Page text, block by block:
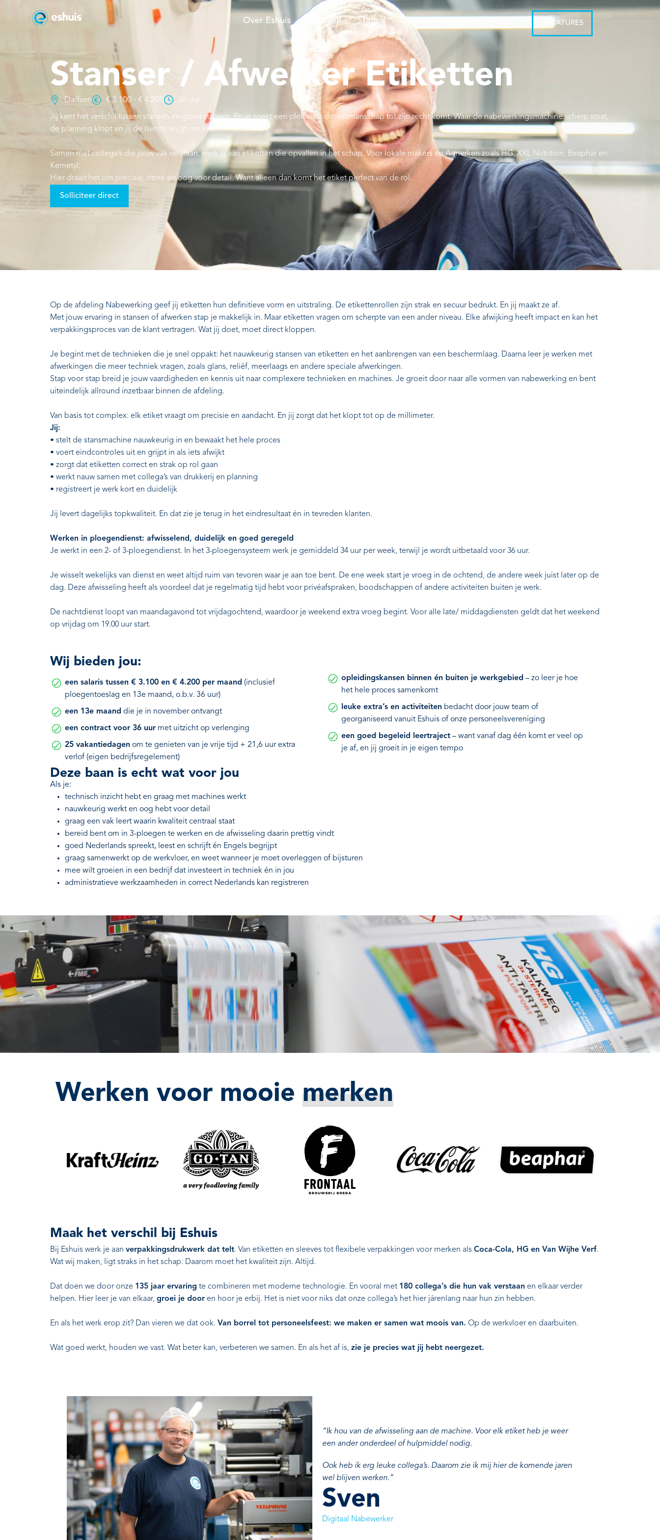
Over Eshuis Verhalen Stages VACATURES
Stanser / Afwerker Etiketten
Dalfsen € 3.100 - € 4.200 36 uur
Jij kent het verschil tussen stansen en goed stansen. En je zoekt een plek waar dat vakmanschap tot zijn recht komt. Waar de nabewerkingsmachine scherp staat,
de planning klopt en jij de ruimte krijgt om kwaliteit te leveren.
Samen met collega’s die jouw vak verstaan, werk jij aan etiketten die opvallen in het schap. Voor lokale makers en A-merken zoals HG, XXL Nutrition, Beaphar en
Kemetyl.
Hier draait het om precisie, ritme en oog voor detail. Want alleen dan komt het etiket perfect van de rol.
Solliciteer direct
Op de afdeling Nabewerking geef jij etiketten hun definitieve vorm en uitstraling. De etikettenrollen zijn strak en secuur bedrukt. En jij maakt ze af.
Met jouw ervaring in stansen of afwerken stap je makkelijk in. Maar etiketten vragen om scherpte van een ander niveau. Elke afwijking heeft impact en kan het
verpakkingsproces van de klant vertragen. Wat jij doet, moet direct kloppen.
Je begint met de technieken die je snel oppakt: het nauwkeurig stansen van etiketten en het aanbrengen van een beschermlaag. Daarna leer je werken met
afwerkingen die meer techniek vragen, zoals glans, reliëf, meerlaags en andere speciale afwerkingen.
Stap voor stap breid je jouw vaardigheden en kennis uit naar complexere technieken en machines. Je groeit door naar alle vormen van nabewerking en bent
uiteindelijk allround inzetbaar binnen de afdeling.
Van basis tot complex: elk etiket vraagt om precisie en aandacht. En jij zorgt dat het klopt tot op de millimeter.
Jij:
• stelt de stansmachine nauwkeurig in en bewaakt het hele proces
• voert eindcontroles uit en grijpt in als iets afwijkt
• zorgt dat etiketten correct en strak op rol gaan
• werkt nauw samen met collega’s van drukkerij en planning
• registreert je werk kort en duidelijk
Jij levert dagelijks topkwaliteit. En dat zie je terug in het eindresultaat én in tevreden klanten.
Werken in ploegendienst: afwisselend, duidelijk en goed geregeld
Je werkt in een 2- of 3-ploegendienst. In het 3-ploegensysteem werk je gemiddeld 34 uur per week, terwijl je wordt uitbetaald voor 36 uur.
Je wisselt wekelijks van dienst en weet altijd ruim van tevoren waar je aan toe bent. De ene week start je vroeg in de ochtend, de andere week juist later op de
dag. Deze afwisseling heeft als voordeel dat je regelmatig tijd hebt voor privéafspraken, boodschappen of andere activiteiten buiten je werk.
De nachtdienst loopt van maandagavond tot vrijdagochtend, waardoor je weekend extra vroeg begint. Voor alle late/ middagdiensten geldt dat het weekend
op vrijdag om 19.00 uur start.
Wij bieden jou:
een salaris tussen € 3.100 en € 4.200 per maand (inclusief
ploegentoeslag en 13e maand, o.b.v. 36 uur)
een 13e maand die je in november ontvangt
een contract voor 36 uur met uitzicht op verlenging
25 vakantiedagen om te genieten van je vrije tijd + 21,6 uur extra
verlof (eigen bedrijfsregelement)
opleidingskansen binnen én buiten je werkgebied – zo leer je hoe
het hele proces samenkomt
leuke extra’s en activiteiten bedacht door jouw team of
georganiseerd vanuit Eshuis of onze personeelsvereniging
een goed begeleid leertraject – want vanaf dag één komt er veel op
je af, en jij groeit in je eigen tempo
Deze baan is echt wat voor jou
Als je:
technisch inzicht hebt en graag met machines werkt
nauwkeurig werkt en oog hebt voor detail
graag een vak leert waarin kwaliteit centraal staat
bereid bent om in 3-ploegen te werken en de afwisseling daarin prettig vindt
goed Nederlands spreekt, leest en schrijft én Engels begrijpt
graag samenwerkt op de werkvloer, en weet wanneer je moet overleggen of bijsturen
mee wilt groeien in een bedrijf dat investeert in techniek én in jou
administratieve werkzaamheden in correct Nederlands kan registreren
Werken voor mooie merken
Maak het verschil bij Eshuis
Bij Eshuis werk je aan verpakkingsdrukwerk dat telt. Van etiketten en sleeves tot flexibele verpakkingen voor merken als Coca-Cola, HG en Van Wijhe Verf.
Wat wij maken, ligt straks in het schap. Daarom moet het kwaliteit zijn. Altijd.
Dat doen we door onze 135 jaar ervaring te combineren met moderne technologie. En vooral met 180 collega’s die hun vak verstaan en elkaar verder
helpen. Hier leer je van elkaar, groei je door en hoor je erbij. Het is niet voor niks dat onze collega’s het hier járenlang naar hun zin hebben.
En als het werk erop zit? Dan vieren we dat ook. Van borrel tot personeelsfeest: we maken er samen wat moois van. Op de werkvloer en daarbuiten.
Wat goed werkt, houden we vast. Wat beter kan, verbeteren we samen. En als het af is, zie je precies wat jij hebt neergezet.
“Ik hou van de afwisseling aan de machine. Voor elk etiket heb je weer
een ander onderdeel of hulpmiddel nodig.
Ook heb ik erg leuke collega’s. Daarom zie ik mij hier de komende jaren
wel blijven werken.”
Sven
Digitaal Nabewerker